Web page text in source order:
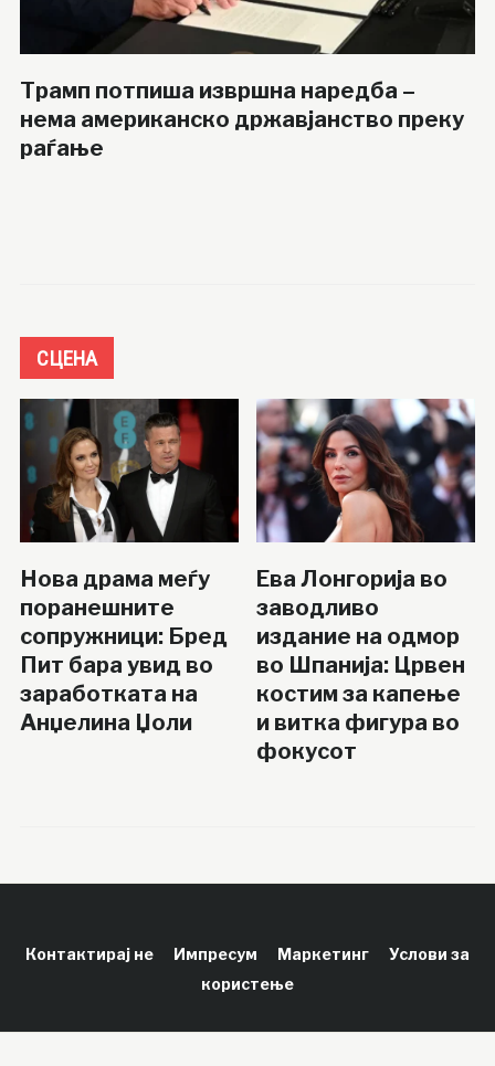
Трамп потпиша извршна наредба –
нема американско државјанство преку
раѓање
СЦЕНА
Нова драма меѓу
поранешните
сопружници: Бред
Пит бара увид во
заработката на
Анџелина Џоли
Ева Лонгорија во
заводливо
издание на одмор
во Шпанија: Црвен
костим за капење
и витка фигура во
фокусот
Контактирај не Импресум Маркетинг
Услови за
користење